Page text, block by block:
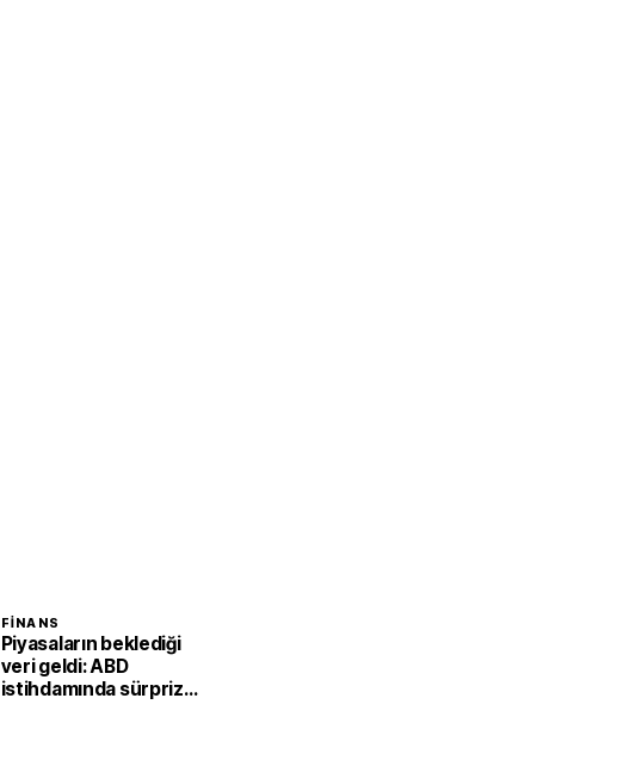
FINANS
Piyasaların beklediği
veri geldi: ABD
istihdamında sürpriz